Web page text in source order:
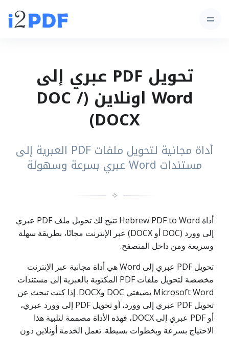
تحويل PDF عبري إلى
Word اونلاين (DOC /
DOCX)
أداة مجانية لتحويل ملفات PDF العبرية إلى
مستندات Word عبري بسرعة وسهولة
✧
أداة Hebrew PDF to Word تتيح لك تحويل ملف PDF عبري
إلى وورد (DOC أو DOCX) عبر الإنترنت مجانًا، بطريقة سهلة
وسريعة ومن داخل المتصفح.
تحويل PDF عبري إلى Word هي أداة مجانية عبر الإنترنت
مخصصة لتحويل ملفات PDF المكتوبة بالعبرية إلى مستندات
Microsoft Word بصيغتي DOC وDOCX. إذا كنت تبحث عن
تحويل PDF عبري إلى وورد، أو تحويل PDF إلى وورد عبري،
أو PDF عبري إلى DOCX، فهذه الأداة مصممة لتلبية هذا
الاحتياج بسرعة وبخطوات بسيطة. تعمل الخدمة أونلاين دون